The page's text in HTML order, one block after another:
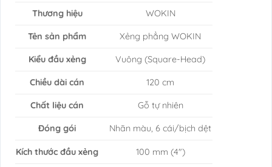
Thương hiệu
WOKIN
Tên sản phẩm Xẻng phẳng WOKIN
Kiểu đầu xẻng Vuông (Square-Head)
Chiều dài cán 120 cm
Chất liệu cán Gỗ tự nhiên
Đóng gói Nhãn màu, 6 cái/bịch dệt
Kích thước đầu xẻng 100 mm (4″)